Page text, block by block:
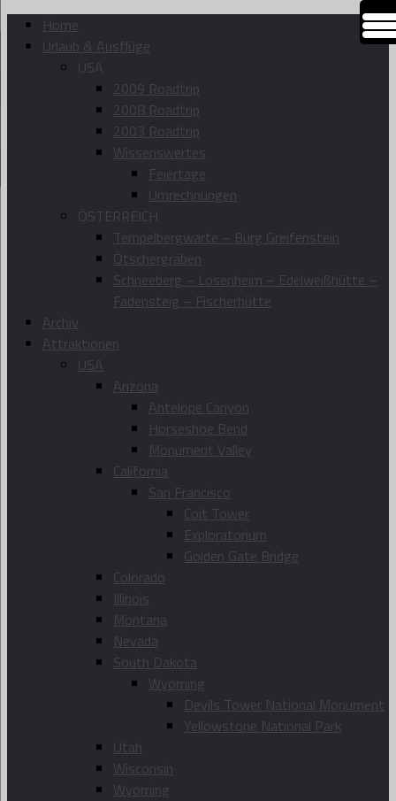
Home
Urlaub & Ausflüge
USA
2009 Roadtrip
2008 Roadtrip
2003 Roadtrip
Wissenswertes
Feiertage
Umrechnungen
ÖSTERREICH
Tempelbergwarte – Burg Greifenstein
Ötschergräben
Schneeberg – Losenheim – Edelweißhütte –
Fadensteig – Fischerhütte
Archiv
Attraktionen
USA
Arizona
Antelope Canyon
Horseshoe Bend
Monument Valley
California
San Francisco
Coit Tower
Exploratorium
Golden Gate Bridge
Colorado
Illinois
Montana
Nevada
South Dakota
Wyoming
Devils Tower National Monument
Yellowstone National Park
Utah
Wisconsin
Wyoming